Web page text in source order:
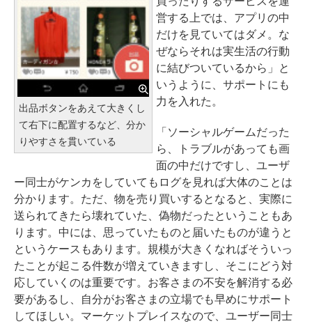
出品ボタンをあえて大きくし
て右下に配置するなど、分か
りやすさを貫いている
営する上では、アプリの中
だけを見ていてはダメ。な
ぜならそれは実生活の行動
に結びついているから」と
いうように、サポートにも
力を入れた。
「ソーシャルゲームだった
ら、トラブルがあっても画
面の中だけですし、ユーザ
ー同士がケンカをしていてもログを見れば大体のことは
分かります。ただ、物を売り買いするとなると、実際に
送られてきたら壊れていた、偽物だったということもあ
ります。中には、思っていたものと届いたものが違うと
というケースもあります。規模が大きくなればそういっ
たことが起こる件数が増えていきますし、そこにどう対
応していくのは重要です。お客さまの不安を解消する必
要があるし、自分がお客さまの立場でも早めにサポート
してほしい。マーケットプレイスなので、ユーザー同士